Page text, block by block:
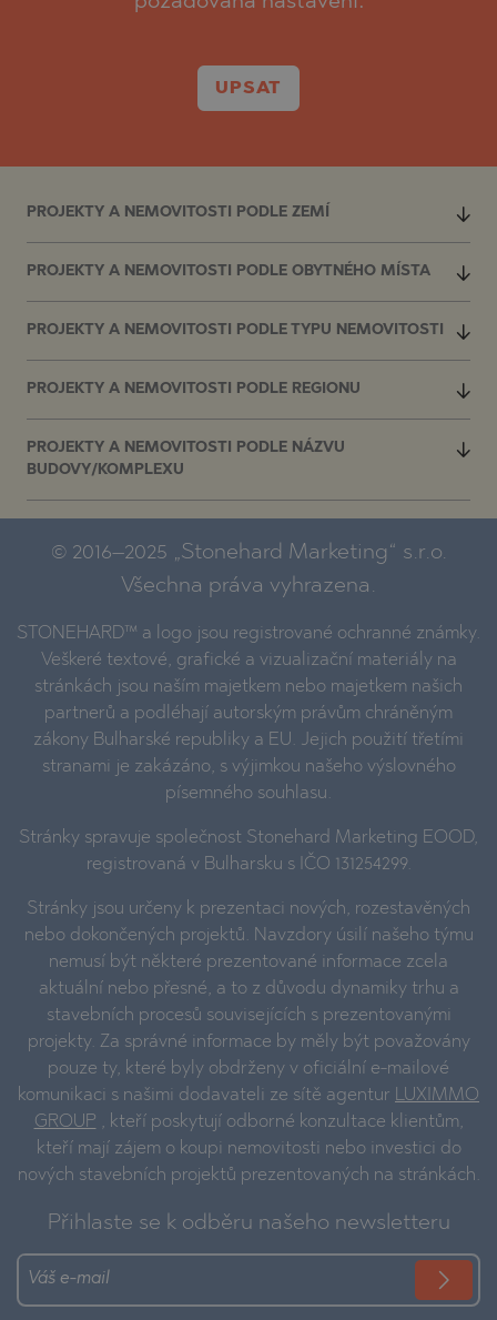
UPSAT
PROJEKTY A NEMOVITOSTI PODLE ZEMÍ
PROJEKTY A NEMOVITOSTI PODLE OBYTNÉHO MÍSTA
PROJEKTY A NEMOVITOSTI PODLE TYPU NEMOVITOSTI
PROJEKTY A NEMOVITOSTI PODLE REGIONU
PROJEKTY A NEMOVITOSTI PODLE NÁZVU
BUDOVY/KOMPLEXU
© 2016–2025 „Stonehard Marketing“ s.r.o.
Všechna práva vyhrazena.
STONEHARD™ a logo jsou registrované ochranné známky.
Veškeré textové, grafické a vizualizační materiály na
stránkách jsou naším majetkem nebo majetkem našich
partnerů a podléhají autorským právům chráněným
zákony Bulharské republiky a EU. Jejich použití třetími
stranami je zakázáno, s výjimkou našeho výslovného
písemného souhlasu.
Stránky spravuje společnost Stonehard Marketing EOOD,
registrovaná v Bulharsku s IČO 131254299.
Stránky jsou určeny k prezentaci nových, rozestavěných
nebo dokončených projektů. Navzdory úsilí našeho týmu
nemusí být některé prezentované informace zcela
aktuální nebo přesné, a to z důvodu dynamiky trhu a
stavebních procesů souvisejících s prezentovanými
projekty. Za správné informace by měly být považovány
pouze ty, které byly obdrženy v oficiální e-mailové
komunikaci s našimi dodavateli ze sítě agentur LUXIMMO
GROUP , kteří poskytují odborné konzultace klientům,
kteří mají zájem o koupi nemovitosti nebo investici do
nových stavebních projektů prezentovaných na stránkách.
Přihlaste se k odběru našeho newsletteru